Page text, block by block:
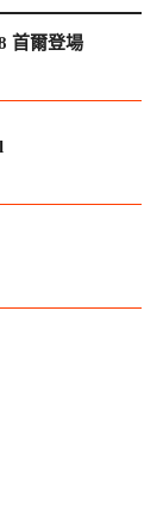
首爾登場